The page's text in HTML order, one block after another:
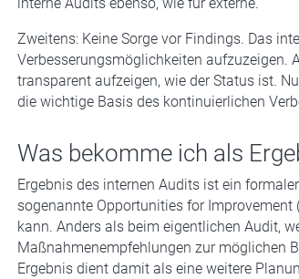
Zweitens: Keine Sorge vor Findings. Das
Verbesserungsmöglichkeiten aufzuzeigen.
transparent aufzeigen, wie der Status ist.
die wichtige Basis des kontinuierlichen
Was bekomme ich als
Ergebnis des internen Audits ist ein
sogenannte Opportunities for
kann. Anders als beim eigentlichen Audit,
Maßnahmenempfehlungen zur möglichen
Ergebnis dient damit als eine weitere